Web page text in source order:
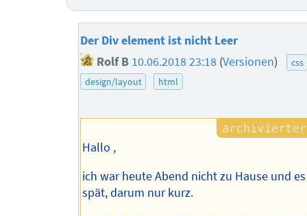
Der Div element ist nicht Leer
Rolf B 10.06.2018 23:18 (Versionen)
css
design/layout
html
Hallo ,
ich war heute Abend nicht zu Hause und
spät, darum nur kurz.